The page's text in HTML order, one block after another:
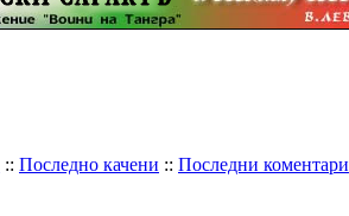
:: Последно качени :: Последни коментари